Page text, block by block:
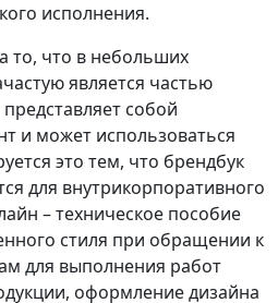
исполнения.
то, что в небольших
является частью
собой
и может использоваться
это тем, что брендбук
для внутрикорпоративного
– техническое пособие
стиля при обращении к
для выполнения работ
оформление дизайна